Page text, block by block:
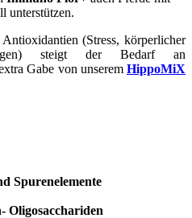
unterstützen.
(Stress, körperlicher
steigt der Bedarf an
Gabe von unserem HippoMiX
Spurenelemente
Oligosacchariden